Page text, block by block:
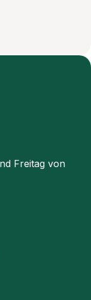
Freitag von